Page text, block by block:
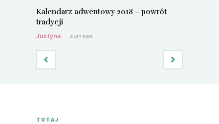
Kalendarz adwentowy 2018 – powrót
tradycji
Justyna
8 LAT AGO
TUTAJ